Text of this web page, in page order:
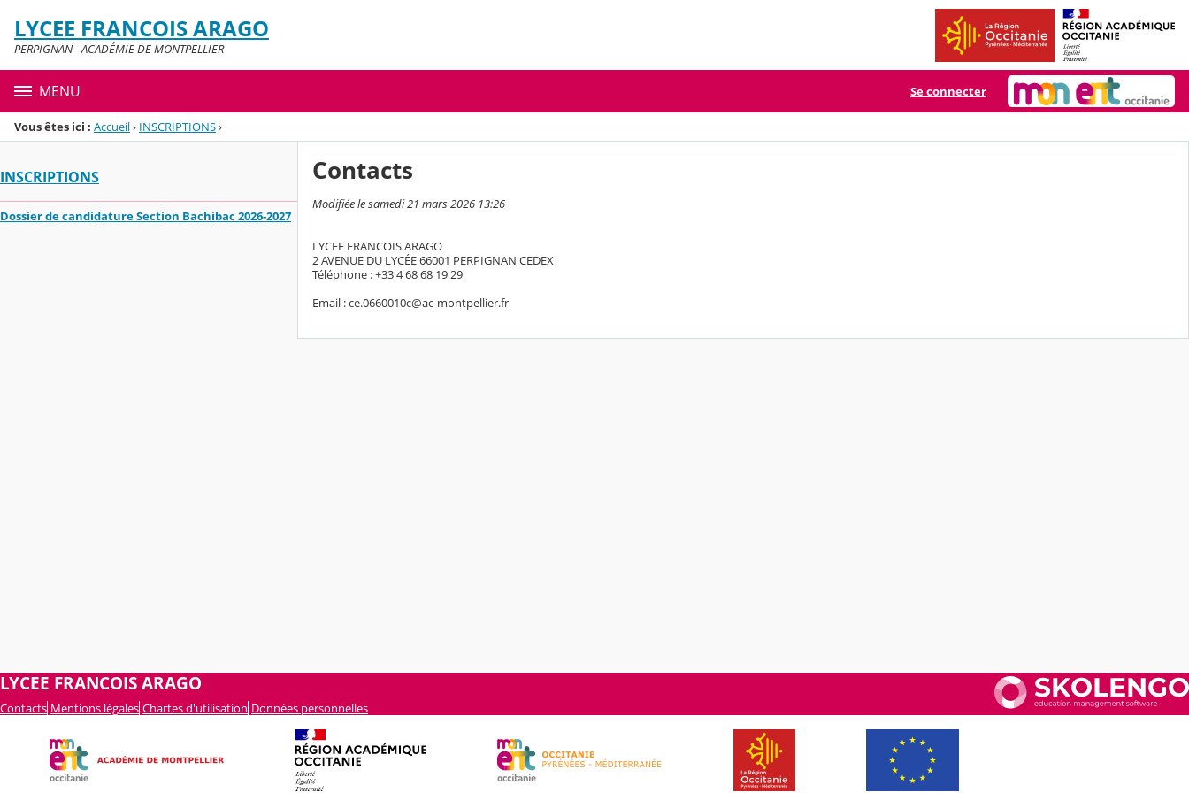
Menu de la rubrique
Contenu
LYCEE FRANCOIS ARAGO
PERPIGNAN - ACADÉMIE DE MONTPELLIER
MENU Se connecter
Vous êtes ici : Accueil› INSCRIPTIONS›
INSCRIPTIONS
Dossier de candidature Section Bachibac 2026-2027
Contacts
Modifiée le samedi 21 mars 2026 13:26
LYCEE FRANCOIS ARAGO
2 AVENUE DU LYCÉE 66001 PERPIGNAN CEDEX
Téléphone : +33 4 68 68 19 29
Email : ce.0660010c@ac-montpellier.fr
LYCEE FRANCOIS ARAGO
Contacts Mentions légales Chartes d'utilisation Données personnelles